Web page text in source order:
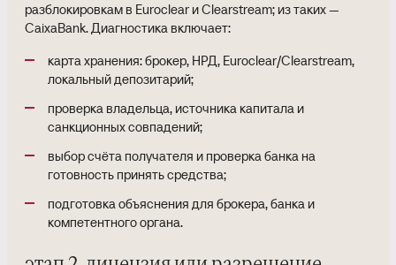
разблокировкам в Euroclear и Clearstream; из таких —
CaixaBank. Диагностика включает:
карта хранения: брокер, НРД, Euroclear/Clearstream,
локальный депозитарий;
проверка владельца, источника капитала и
санкционных совпадений;
выбор счёта получателя и проверка банка на
готовность принять средства;
подготовка объяснения для брокера, банка и
компетентного органа.